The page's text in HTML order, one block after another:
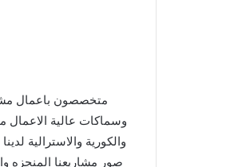
متخصصون باعمال
وسماكات عالية
والكورية والاسترالية
صور مشاريعنا المنجزه